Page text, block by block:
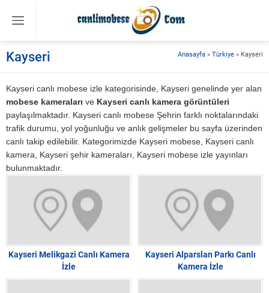
Anasayfa » Türkiye » Kayseri
Kayseri
Kayseri canlı mobese izle kategorisinde, Kayseri genelinde yer alan
mobese kameraları ve Kayseri canlı kamera görüntüleri
paylaşılmaktadır. Kayseri canlı mobese Şehrin farklı noktalarındaki
trafik durumu, yol yoğunluğu ve anlık gelişmeler bu sayfa üzerinden
canlı takip edilebilir. Kategorimizde Kayseri mobese, Kayseri canlı
kamera, Kayseri şehir kameraları, Kayseri mobese izle yayınları
bulunmaktadır.
Kayseri Melikgazi Canlı Kamera
İzle
Kayseri Alparslan Parkı Canlı
Kamera İzle